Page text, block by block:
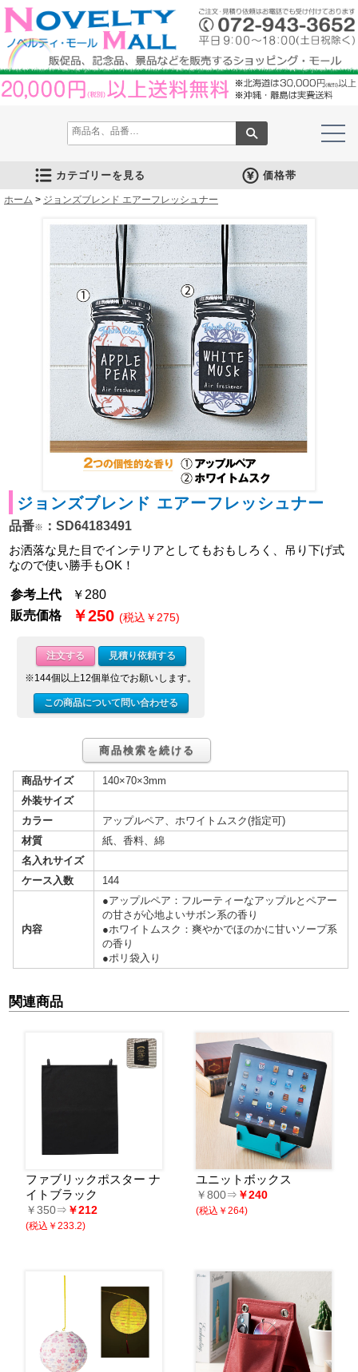
カテゴリーを見る
文房具 メモ・ふせん
ノート・ノートカバー
ファイル・ホルダー
収納ケース・ペンケース
カード・パス・名刺ケース
印鑑・スタンプ
マグネット
電卓
キーホルダー
ルーペ
デスク周りグッズ
その他
筆記具 単色ボールペン
多色・多機能ペン
国内メーカー筆記具
高級筆記具
マーカー・色鉛筆・クレヨン
シャープペン
万年筆
その他
防災グッズ ライト
電池不要！防災用品
ラジオ
ブランケット・シート
携帯充電可能グッズ
非常食
防災セット
その他
防犯グッズ
インテリア フォトフレーム
アロマディフューザー
ライト・キャンドル
インテリア小物
クッション・チェア
キッチン 水回り
スチーマー・鍋
調理用品
保存用品
キッチン家電
タイマー
はかり・スケール
その他
時計 置時計・目覚し時計
壁掛時計
多機能時計
電波時計
腕時計・ストップウォッチ
その他
バッグ・財布 トートバッグ
ポーチ・巾着
エコバッグ
保温冷バッグ
レジカゴバッグ
財布
同柄シリーズ
その他
ファンシー雑貨 玩具
アニマルキャラクター
スイーツモチーフ
アクセサリー
お守・縁起物
その他
レジャー・ガーデニング 保温冷バッグ・ケース
水筒・ボトル・タンブラー
ランチボックス
シート・クッション・チェアー
ドライブ・トラベル
ライト・ツール
ガーデニング用品
夏グッズ
その他
家庭用品 紙製品
掃除用品
洗濯用品
生活家電
便利グッズ
セット商品・ギフト商品
メディカル用品
うちわ・扇子
カイロ・湯たんぽ
その他
テーブルウェア 陶磁器
カップ・湯呑
ガラス製品
おはし類・カトラリー
タンブラー
その他
繊維製品 タオル
クロス・クリーナー
ブランケット
マフラー・スカーフ
衣類
その他
美容グッズ コスメグッズ
ミラー
ネイルケア
バスグッズ
その他
健康グッズ 体脂肪対策
マッサージ・リラックス
温湿度管理
歩数計
その他
傘・雨具 長傘
折りたたみ傘
晴雨兼用傘
レインコート・ポンチョ
その他
食品 お菓子類
ラーメン
うどん・そば
そうめん
麺類その他
お米・餅
調味料
飲み物
非常食
プチギフト
その他
カレンダー
スマホ・タブレット・PC関連 バッテリー&充電器
タッチペン
クリーナー
PC関連グッズ
スマホ関連グッズ
キャラクターグッズ 文房具
バッグ・財布
レジャー用品
テーブルウェア
繊維製品
その他
イベントツールキット 〜30人用
〜50人用
100人用〜
その他
価格帯
100円以下
101円～150円
151円～200円
201円～300円
301円～400円
401円～500円
501円～600円
601円～800円
801円～1000円
1001円～1500円
1501円～2000円
2001円～3000円
3001円～5000円
5001円以上
ホーム > ジョンズブレンド エアーフレッシュナー
ジョンズブレンド エアーフレッシュナー
品番※
：SD64183491
お洒落な見た目でインテリアとしてもおもしろく、吊り下げ式
なので使い勝手もOK！
参考上代
￥280
販売価格
￥250(税込￥275)
注文する 見積り依頼する
※144個以上12個単位でお願いします。
この商品について問い合わせる
商品検索を続ける
商品サイズ
140×70×3mm
外装サイズ
カラー
アップルペア、ホワイトムスク(指定可)
材質
紙、香料、綿
名入れサイズ
ケース入数
144
内容
●アップルペア：フルーティーなアップルとペアー
の甘さが心地よいサボン系の香り
●ホワイトムスク：爽やかでほのかに甘いソープ系
の香り
●ポリ袋入り
関連商品
ファブリックポスター ナ
イトブラック
￥350⇒ ￥212
(税込￥233.2)
ユニットボックス
￥800⇒ ￥240
(税込￥264)